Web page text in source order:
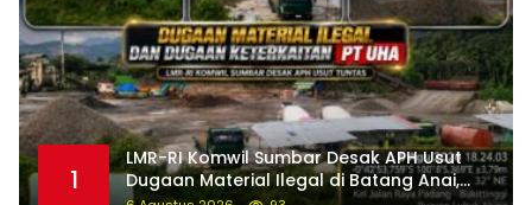
1
LMR-RI Komwil Sumbar Desak APH Usut
Dugaan Material Ilegal di Batang Anai,